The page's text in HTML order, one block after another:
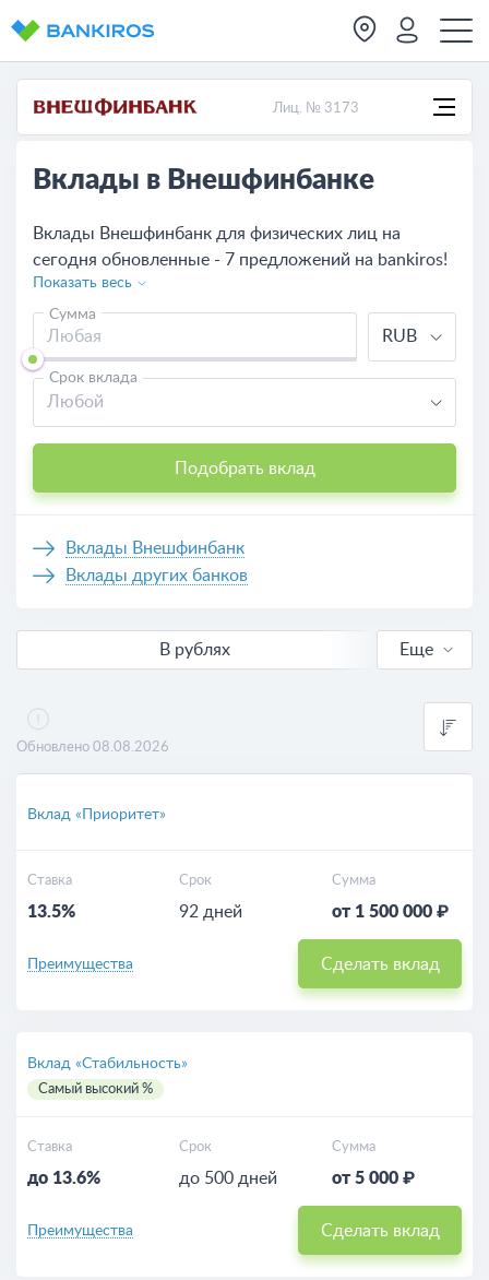
Лиц. № 3173
Вклады в Внешфинбанке
Вклады Внешфинбанк для физических лиц на
сегодня обновленные - 7 предложений на bankiros!
Изучите условия, процентные ставки по вкладам в
Внешфинбанке на сегодняшний день и сравните с
другими банками.
Показать весь
Сумма
RUB
Срок вклада
Любой
Подобрать вклад
Вклады Внешфинбанк
Вклады других банков
В рублях
Еще
Обновлено 08.08.2026
Вклад «Приоритет»
Ставка
13.5%
Срок
92 дней
Сумма
от 1 500 000 ₽
Преимущества Сделать вклад
Вклад «Стабильность»
Самый высокий %
Ставка
до 13.6%
Срок
до 500 дней
Сумма
от 5 000 ₽
Преимущества Сделать вклад